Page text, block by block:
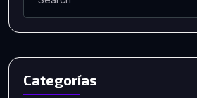
Categorías